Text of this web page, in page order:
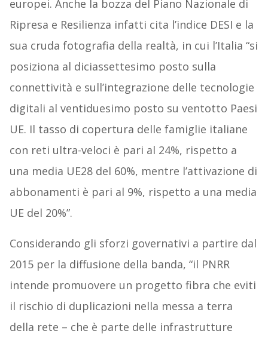
europei. Anche la bozza del Piano Nazionale di
Ripresa e Resilienza infatti cita l’indice DESI e la
sua cruda fotografia della realtà, in cui l’Italia “si
posiziona al diciassettesimo posto sulla
connettività e sull’integrazione delle tecnologie
digitali al ventiduesimo posto su ventotto Paesi
UE. Il tasso di copertura delle famiglie italiane
con reti ultra-veloci è pari al 24%, rispetto a
una media UE28 del 60%, mentre l’attivazione di
abbonamenti è pari al 9%, rispetto a una media
UE del 20%”.
Considerando gli sforzi governativi a partire dal
2015 per la diffusione della banda, “il PNRR
intende promuovere un progetto fibra che eviti
il rischio di duplicazioni nella messa a terra
della rete – che è parte delle infrastrutture